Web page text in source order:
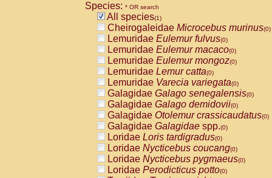
CebidaeCebus capucinus
CebidaeCebus nigrivittatus
CebidaeCebus spp.(0)
CebidaeSaimiri boliviensis(0)
CebidaeSaimiri sciureus(0)
AtelidaeAlouatta caraya(0)
AtelidaeAlouatta fusca(0)
AtelidaeAlouatta seniculus(0)
AtelidaeAlouattaspp.(0)
AtelidaeAteles belzebuth(0)
AtelidaeAteles geoffroyi(0)
AtelidaeAteles paniscus(0)
AtelidaeAtelesspp.(0)
AtelidaeLagothrix lagothricha(0)
AtelidaeLagothrix lagothricha cana
PitheciidaeCacajao calvus
Species: * OR search
All species(1)
Cheirogaleidae Microcebus murinus(0)
Lemuridae Eulemur fulvus(0)
Lemuridae Eulemur macaco(0)
Lemuridae Eulemur mongoz(0)
Lemuridae Lemur catta(0)
Lemuridae Varecia variegata(0)
Galagidae Galago senegalensis(0)
Galagidae Galago demidovii(0)
Galagidae Otolemur crassicaudatus(0)
Galagidae Galagidae spp.(0)
Loridae Loris tardigradus(0)
Loridae Nycticebus coucang(0)
Loridae Nycticebus pygmaeus(0)
Loridae Perodicticus potto(0)